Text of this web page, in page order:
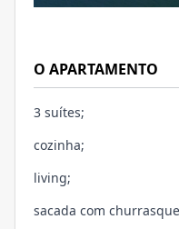
O APARTAMENTO
3 suítes;
cozinha;
living;
sacada com